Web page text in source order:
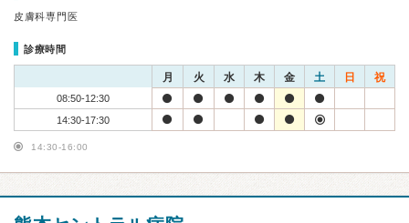
皮膚科専門医
診療時間
月 火 水 木 金 土 日 祝
08:50-12:30
14:30-17:30
14:30-16:00